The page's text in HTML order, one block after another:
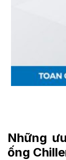
Những
ống